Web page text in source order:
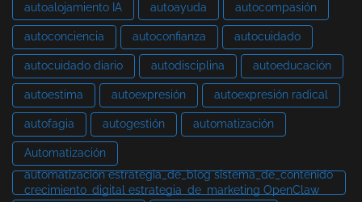
autoalojamiento IA autoayuda autocompasión
autoconciencia autoconfianza autocuidado
autocuidado diario autodisciplina autoeducación
autoestima autoexpresión autoexpresión radical
autofagia autogestión automatización
Automatización
automatización estrategia_de_blog sistema_de_contenido
crecimiento_digital estrategia_de_marketing OpenClaw